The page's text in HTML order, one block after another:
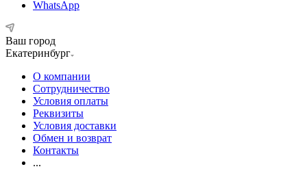
WhatsApp
Ваш город
Екатеринбург
О компании
Сотрудничество
Условия оплаты
Реквизиты
Условия доставки
Обмен и возврат
Контакты
...